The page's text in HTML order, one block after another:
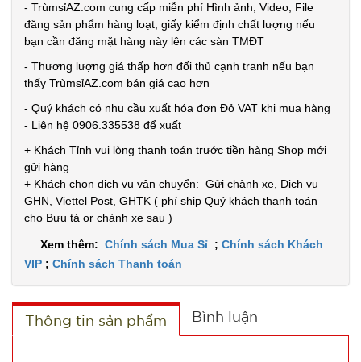
- TrùmsỉAZ.com cung cấp miễn phí Hình ảnh, Video, File
đăng sản phẩm hàng loạt, giấy kiểm định chất lượng nếu
bạn cần đăng mặt hàng này lên các sàn TMĐT
- Thương lượng giá thấp hơn đối thủ cạnh tranh nếu bạn
thấy TrùmsỉAZ.com bán giá cao hơn
- Quý khách có nhu cầu xuất hóa đơn Đỏ VAT khi mua hàng
- Liên hệ 0906.335538 để xuất
+ Khách Tỉnh vui lòng thanh toán trước tiền hàng Shop mới
gửi hàng
+ Khách chọn dịch vụ vận chuyển: Gửi chành xe, Dịch vụ
GHN, Viettel Post, GHTK ( phí ship Quý khách thanh toán
cho Bưu tá or chành xe sau )
Xem thêm: Chính sách Mua Sỉ ; Chính sách Khách
VIP ; Chính sách Thanh toán
Thông tin sản phẩm Bình luận
hổ phách
420ml
MÃ
SP:
003967
GIÁ:
CÒN HÀNG